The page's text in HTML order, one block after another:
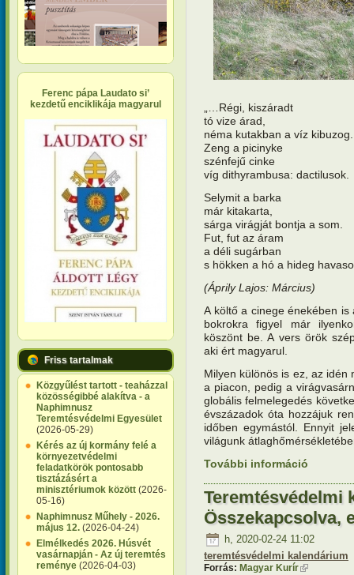
Ferenc pápa Laudato si’
kezdetű enciklikája magyarul
Friss tartalmak
Közgyűlést tartott - teaházzal
közösségibbé alakítva - a
Naphimnusz
Teremtésvédelmi Egyesület
(2026-05-29)
Kérés az új kormány felé a
környezetvédelmi
feladatkörök pontosabb
tisztázásért a
minisztériumok között (2026-
05-16)
Naphimnusz Műhely - 2026.
május 12. (2026-04-24)
Elmélkedés 2026. Húsvét
vasárnapján - Az új teremtés
reménye (2026-04-03)
„…Régi, kiszáradt
tó vize árad,
néma kutakban a víz kibuzog.
Zeng a picinyke
szénfejű cinke
víg dithyrambusa: dactilusok.
Selymit a barka
már kitakarta,
sárga virágját bontja a som.
Fut, fut az áram
a déli sugárban
s hökken a hó a hideg
(Áprily Lajos: Március)
A költő a cinege énekében
bokrokra figyel már
köszönt be. A vers örök
aki ért magyarul.
Milyen különös is ez, az idén
a piacon, pedig a
globális felmelegedés
évszázadok óta hozzájuk
időben egymástól. Ennyit
világunk
További információ
Teremtésvédelmi
Összekapcsolva,
h, 2020-02-24 11:02
teremtésvédelmi kalendárium
Forrás: Magyar Kurír(külső